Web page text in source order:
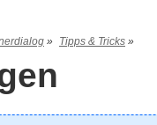
» Tipps & Tricks »